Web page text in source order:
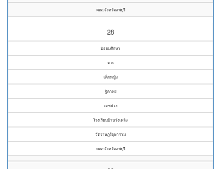
คณะจังหวัดลพบุรี
28
มัธยมศึกษา
ม.๓
เด็กหญิง
ฐิตาพร
เดชพ่วง
โรงเรียนบ้านวังเพลิง
วัดราษฎร์อุษาราม
คณะจังหวัดลพบุรี